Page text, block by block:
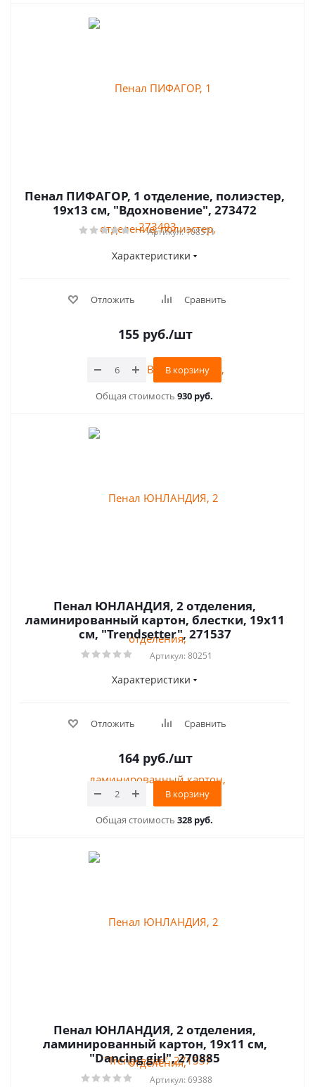
Пенал ПИФАГОР, 1 отделение, полиэстер,
19х13 см, "Вдохновение", 273472
Артикул: 108571
Характеристики
Отложить Сравнить
155руб./шт
В корзину
Общая стоимость 930 руб.
Пенал ЮНЛАНДИЯ, 2 отделения,
ламинированный картон, блестки, 19х11
см, "Trendsetter", 271537
Артикул: 80251
Характеристики
Отложить Сравнить
164руб./шт
В корзину
Общая стоимость 328 руб.
Пенал ЮНЛАНДИЯ, 2 отделения,
ламинированный картон, 19х11 см,
"Dancing girl", 270885
Артикул: 69388